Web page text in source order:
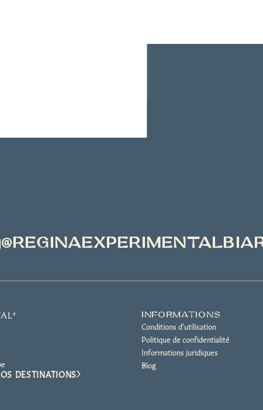
DESTINATIONS
INFORMATIONS
Conditions d'utilisation
Politique de confidentialité
Informations juridiques
Blog